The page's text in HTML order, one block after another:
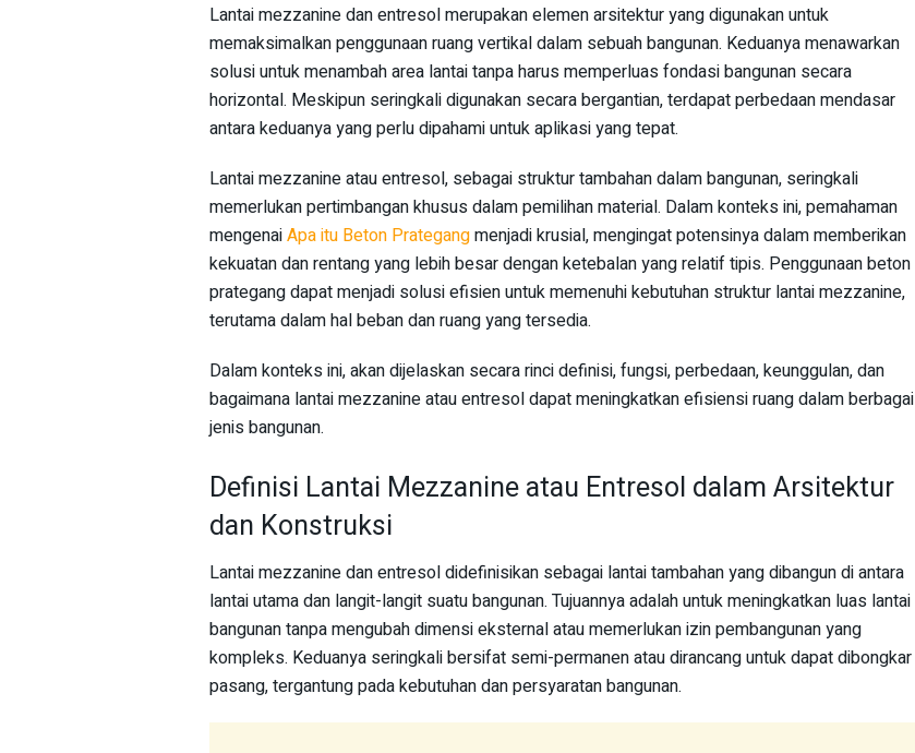
Lantai mezzanine dan entresol merupakan elemen arsitektur yang digunakan untuk
memaksimalkan penggunaan ruang vertikal dalam sebuah bangunan. Keduanya menawarkan
solusi untuk menambah area lantai tanpa harus memperluas fondasi bangunan secara
horizontal. Meskipun seringkali digunakan secara bergantian, terdapat perbedaan mendasar
antara keduanya yang perlu dipahami untuk aplikasi yang tepat.
Lantai mezzanine atau entresol, sebagai struktur tambahan dalam bangunan, seringkali
memerlukan pertimbangan khusus dalam pemilihan material. Dalam konteks ini, pemahaman
mengenaiApa itu Beton Prategangmenjadi krusial, mengingat potensinya dalam memberikan
kekuatan dan rentang yang lebih besar dengan ketebalan yang relatif tipis. Penggunaan beton
prategang dapat menjadi solusi efisien untuk memenuhi kebutuhan struktur lantai mezzanine,
terutama dalam hal beban dan ruang yang tersedia.
Dalam konteks ini, akan dijelaskan secara rinci definisi, fungsi, perbedaan, keunggulan, dan
bagaimana lantai mezzanine atau entresol dapat meningkatkan efisiensi ruang dalam berbagai
jenis bangunan.
Definisi Lantai Mezzanine atau Entresol dalam Arsitektur
dan Konstruksi
Lantai mezzanine dan entresol didefinisikan sebagai lantai tambahan yang dibangun di antara
lantai utama dan langit-langit suatu bangunan. Tujuannya adalah untuk meningkatkan luas lantai
bangunan tanpa mengubah dimensi eksternal atau memerlukan izin pembangunan yang
kompleks. Keduanya seringkali bersifat semi-permanen atau dirancang untuk dapat dibongkar
pasang, tergantung pada kebutuhan dan persyaratan bangunan.